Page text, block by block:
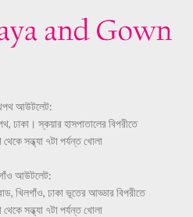
আউটলেট:
ঢাকা। স্কয়ার হাসপাতালের বিপরীতে
সন্ধ্যা ৭টা পর্যন্ত খোলা
আউটলেট:
খিলগাঁও, ঢাকা ভূতের আড্ডার বিপরীতে
সন্ধ্যা ৭টা পর্যন্ত খোলা